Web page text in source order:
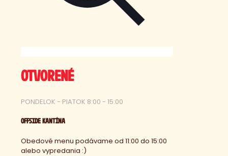
OTVORENÉ
PONDELOK - PIATOK 8:00 - 15:00
OFFSIDE KANTÍNA
Obedové menu podávame od 11:00 do 15:00
alebo vypredania :)